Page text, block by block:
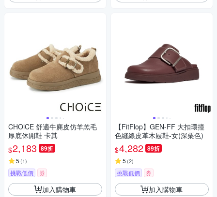
CHOiCE 舒適牛麂皮仿羊羔毛
厚底休閒鞋 卡其
$2,183 89折
5 (1)
挑戰低價 券
加入購物車
【FitFlop】GEN-FF 大扣環撞
色縫線皮革木屐鞋-女(深栗色)
$4,282 89折
5 (2)
挑戰低價 券
加入購物車